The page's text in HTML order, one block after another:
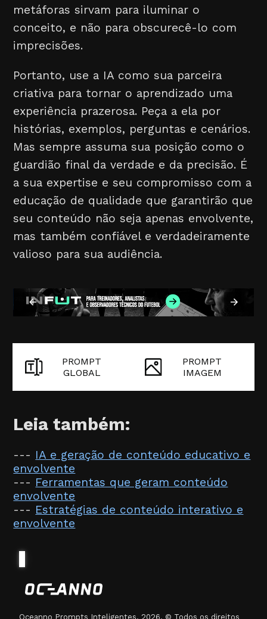
metáforas sirvam para iluminar o
conceito, e não para obscurecê-lo com
imprecisões.
Portanto, use a IA como sua parceira
criativa para tornar o aprendizado uma
experiência prazerosa. Peça a ela por
histórias, exemplos, perguntas e cenários.
Mas sempre assuma sua posição como o
guardião final da verdade e da precisão. É
a sua expertise e seu compromisso com a
educação de qualidade que garantirão que
seu conteúdo não seja apenas envolvente,
mas também confiável e verdadeiramente
valioso para sua audiência.
PROMPT
GLOBAL
PROMPT
IMAGEM
Leia também:
--- IA e geração de conteúdo educativo e
envolvente
--- Ferramentas que geram conteúdo
envolvente
--- Estratégias de conteúdo interativo e
envolvente
Oceanno Prompts Inteligentes. 2026. © Todos os direitos